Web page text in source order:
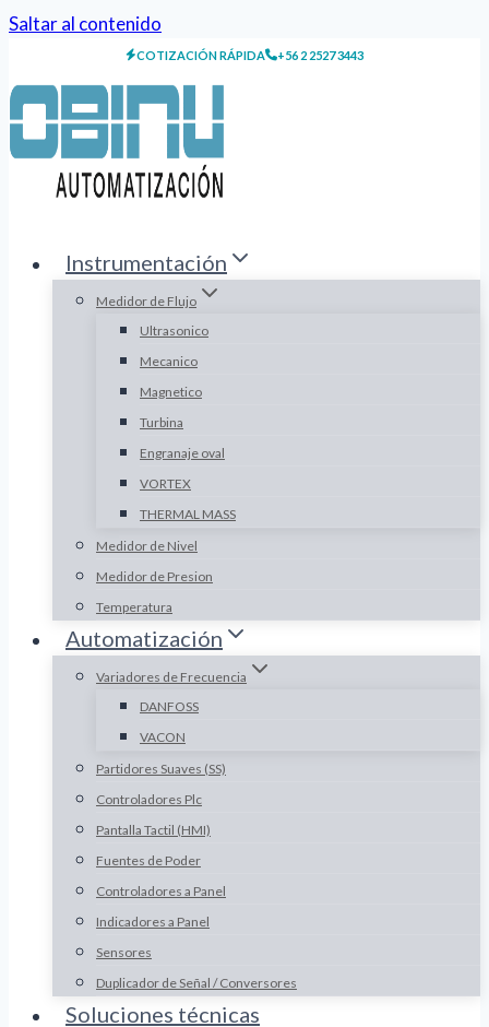
Saltar al contenido
COTIZACIÓN RÁPIDA +56 2 2527 3443
Instrumentación
Medidor de Flujo
Ultrasonico
Mecanico
Magnetico
Turbina
Engranaje oval
VORTEX
THERMAL MASS
Medidor de Nivel
Medidor de Presion
Temperatura
Automatización
Variadores de Frecuencia
DANFOSS
VACON
Partidores Suaves (SS)
Controladores Plc
Pantalla Tactil (HMI)
Fuentes de Poder
Controladores a Panel
Indicadores a Panel
Sensores
Duplicador de Señal / Conversores
Soluciones técnicas